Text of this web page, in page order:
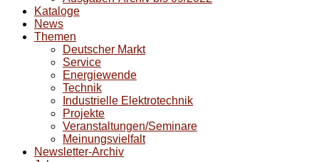
Kataloge
News
Themen
Deutscher Markt
Service
Energiewende
Technik
Industrielle Elektrotechnik
Projekte
Veranstaltungen/Seminare
Meinungsvielfalt
Newsletter-Archiv